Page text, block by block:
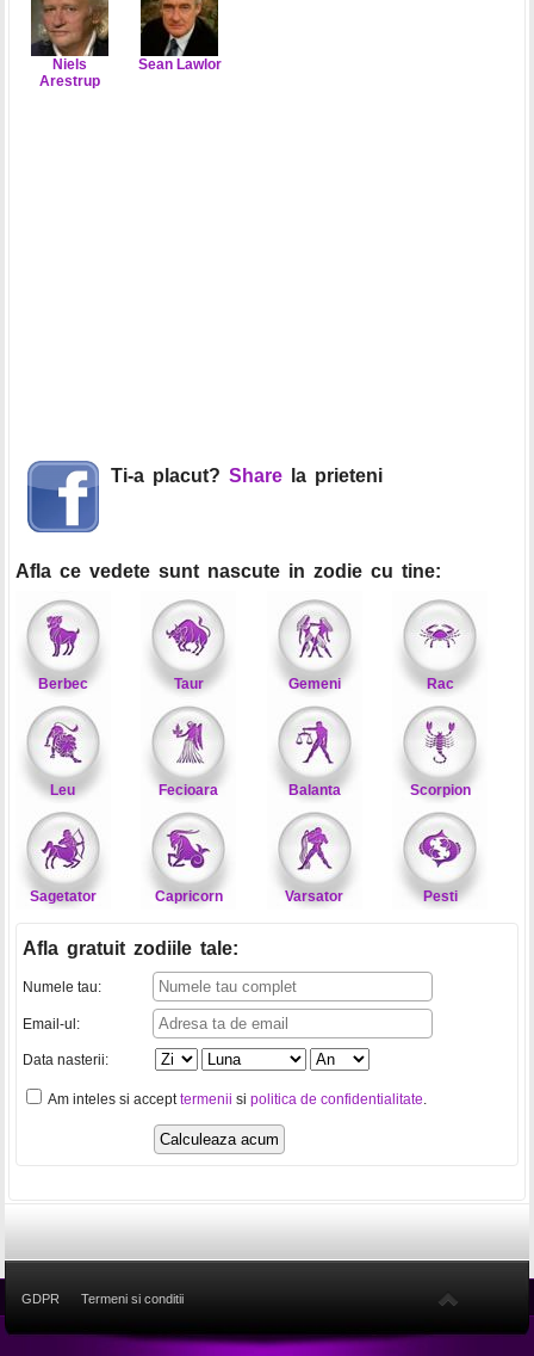
Niels
Arestrup
Sean Lawlor
Ti-a placut? Share la prieteni
Afla ce vedete sunt nascute in zodie cu tine:
Berbec Taur Gemeni Rac
Leu Fecioara Balanta Scorpion
Sagetator Capricorn Varsator Pesti
Afla gratuit zodiile tale:
Numele tau:
Email-ul:
Data nasterii:
Am inteles si accepttermenii si politica de confidentialitate
GDPR Termeni si conditii